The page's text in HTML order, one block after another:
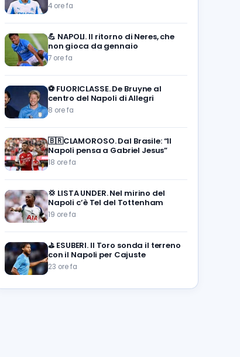
4 ore fa
💪 NAPOLI. Il ritorno di Neres, che
non gioca da gennaio
7 ore fa
⚽️ FUORICLASSE. De Bruyne al
centro del Napoli di Allegri
8 ore fa
🇧🇷CLAMOROSO. Dal Brasile: “Il
Napoli pensa a Gabriel Jesus”
18 ore fa
💢 LISTA UNDER. Nel mirino del
Napoli c’è Tel del Tottenham
19 ore fa
⛳ ESUBERI. Il Toro sonda il terreno
con il Napoli per Cajuste
23 ore fa